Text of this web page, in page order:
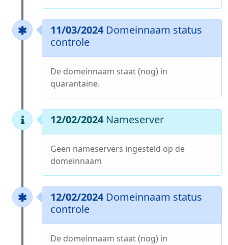
11/03/2024 Domeinnaam status
controle
De domeinnaam staat (nog) in
quarantaine.
12/02/2024 Nameserver
Geen nameservers ingesteld op de
domeinnaam
12/02/2024 Domeinnaam status
controle
De domeinnaam staat (nog) in